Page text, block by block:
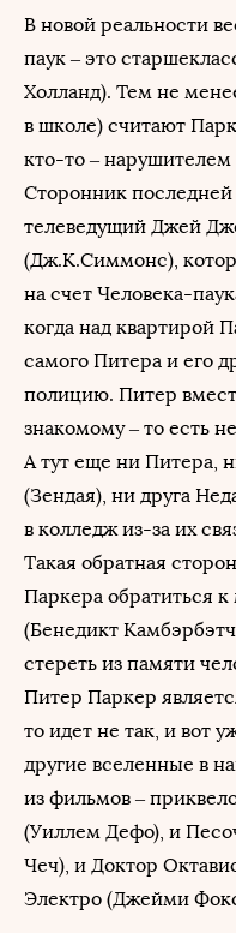
В новой реальности
паук – это
Холланд). Тем не
в школе) считают
кто-то –
Сторонник
телеведущий Джей
(Дж.К.Симмонс),
на счет Человека-
когда над квартирой
самого Питера и его
полицию. Питер
знакомому – то есть
А тут еще ни Питера,
(Зендая), ни друга
в колледж из-за их
Такая обратная
Паркера обратиться
(Бенедикт
стереть из памяти
Питер Паркер
то идет не так, и вот
другие вселенные в
из фильмов –
(Уиллем Дефо), и
Чеч), и Доктор
Электро (Джейми